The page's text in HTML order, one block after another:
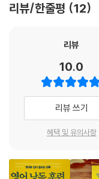
들이죠. 하지만 실용 영어
책 그리고 명연설문이 바
『영어 낭독 훈련 100일』입
둘_내용과 난이도에 따
영어 낭독 훈련 100일』
해서 말하는 Tale Telling,
작 고전 소설을 요약해서
리뷰/한줄평 12
리뷰
10.0
리뷰 쓰기
혜택 및 유의사항